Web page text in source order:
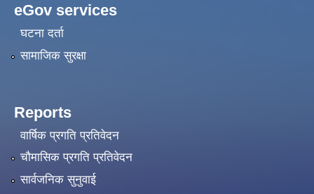
eGov services
घटना दर्ता
सामाजिक सुरक्षा
Reports
वार्षिक प्रगति प्रतिवेदन
चौमासिक प्रगति प्रतिवेदन
सार्वजनिक सुनुवाई